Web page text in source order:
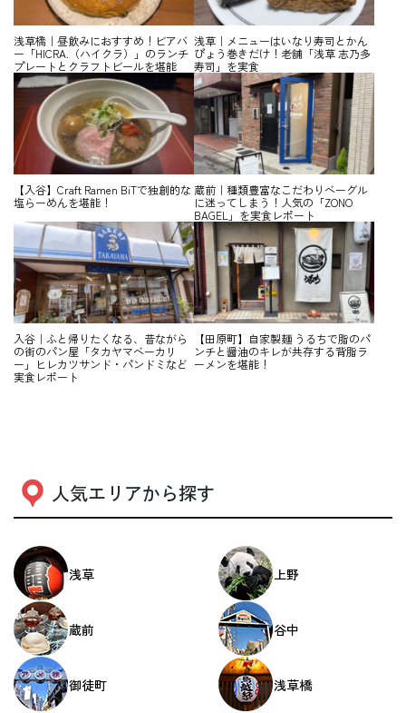
浅草橋｜昼飲みにおすすめ！ビアバ
ー「HICRA.（ハイクラ）」のランチ
プレートとクラフトビールを堪能
浅草｜メニューはいなり寿司とかん
ぴょう巻きだけ！老舗「浅草 志乃多
寿司」を実食
【入谷】Craft Ramen BiTで独創的な
塩らーめんを堪能！
蔵前｜種類豊富なこだわりベーグル
に迷ってしまう！人気の「ZONO
BAGEL」を実食レポート
入谷｜ふと帰りたくなる、昔ながら
の街のパン屋「タカヤマベーカリ
ー」ヒレカツサンド・パンドミなど
実食レポート
【田原町】自家製麺 うるちで脂のパ
ンチと醤油のキレが共存する背脂ラ
ーメンを堪能！
人気エリアから探す
浅草 上野
蔵前 谷中
御徒町 浅草橋